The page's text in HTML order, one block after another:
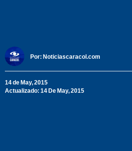
Por: Noticiascaracol.com
14 de May, 2015
Actualizado: 14 De May, 2015